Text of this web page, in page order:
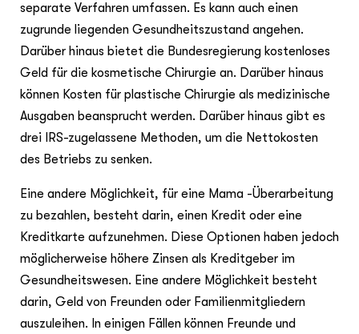
separate Verfahren umfassen. Es kann auch einen
zugrunde liegenden Gesundheitszustand angehen.
Darüber hinaus bietet die Bundesregierung kostenloses
Geld für die kosmetische Chirurgie an. Darüber hinaus
können Kosten für plastische Chirurgie als medizinische
Ausgaben beansprucht werden. Darüber hinaus gibt es
drei IRS-zugelassene Methoden, um die Nettokosten
des Betriebs zu senken.
Eine andere Möglichkeit, für eine Mama -Überarbeitung
zu bezahlen, besteht darin, einen Kredit oder eine
Kreditkarte aufzunehmen. Diese Optionen haben jedoch
möglicherweise höhere Zinsen als Kreditgeber im
Gesundheitswesen. Eine andere Möglichkeit besteht
darin, Geld von Freunden oder Familienmitgliedern
auszuleihen. In einigen Fällen können Freunde und